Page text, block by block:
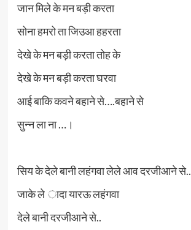
जान मिले के मन बड़ी करता
सोना हमरो ता जिउआ हहरता
देखे के मन बड़ी करता तोह के
देखे के मन बड़ी करता घरवा
आई बाकि कवने बहाने से….बहाने से
सुन्न ला ना …।
सिय के देले बानी लहंगवा लेले आव दरजीआने से..
जाके ले ादा यारऊ लहंगवा
देले बानी दरजीआने से..